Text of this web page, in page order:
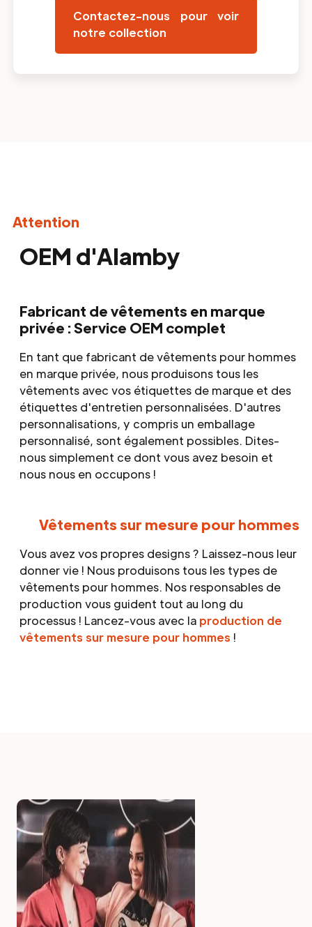
Contactez-nous pour voir
notre collection
Attention
OEM d'Alamby
Fabricant de vêtements en marque
privée : Service OEM complet
En tant que fabricant de vêtements pour hommes
en marque privée, nous produisons tous les
vêtements avec vos étiquettes de marque et des
étiquettes d'entretien personnalisées. D'autres
personnalisations, y compris un emballage
personnalisé, sont également possibles. Dites-
nous simplement ce dont vous avez besoin et
nous nous en occupons !
Vêtements sur mesure pour hommes
Vous avez vos propres designs ? Laissez-nous leur
donner vie ! Nous produisons tous les types de
vêtements pour hommes. Nos responsables de
production vous guident tout au long du
processus ! Lancez-vous avec la production de
vêtements sur mesure pour hommes !